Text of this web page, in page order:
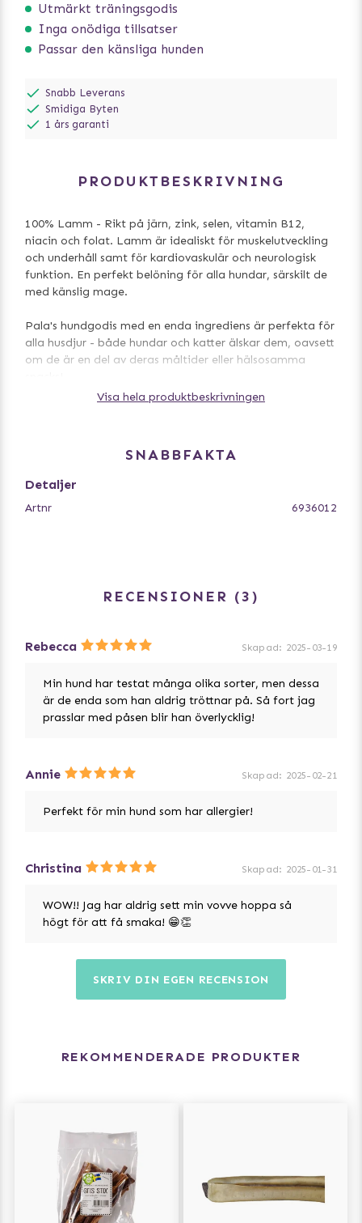
Utmärkt träningsgodis
Inga onödiga tillsatser
Passar den känsliga hunden
Snabb Leverans
Smidiga Byten
1 års garanti
PRODUKTBESKRIVNING
100% Lamm - Rikt på järn, zink, selen, vitamin B12,
niacin och folat. Lamm är idealiskt för muskelutveckling
och underhåll samt för kardiovaskulär och neurologisk
funktion. En perfekt belöning för alla hundar, särskilt de
med känslig mage.
Pala's hundgodis med en enda ingrediens är perfekta för
alla husdjur - både hundar och katter älskar dem, oavsett
om de är en del av deras måltider eller hälsosamma
- Passar både hundar & katter
Visa hela produktbeskrivningen
SNABBFAKTA
Detaljer
Artnr 6936012
RECENSIONER 3
Rebecca Skapad: 2025-03-19
Min hund har testat många olika sorter, men dessa
är de enda som han aldrig tröttnar på. Så fort jag
prasslar med påsen blir han överlycklig!
Annie Skapad: 2025-02-21
Perfekt för min hund som har allergier!
Christina Skapad: 2025-01-31
WOW!! Jag har aldrig sett min vovve hoppa så
högt för att få smaka! 😁👏
SKRIV DIN EGEN RECENSION
REKOMMENDERADE PRODUKTER